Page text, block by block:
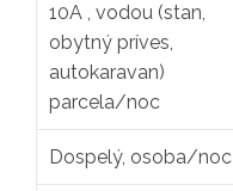
10A , vodou (stan,
obytný príves,
autokaravan)
parcela/noc
Dospelý, osoba/noc